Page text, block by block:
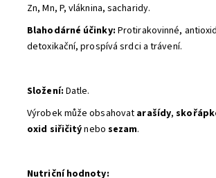
Zn, Mn, P, vláknina, sacharidy.
Blahodárné účinky: Protirakovinné,
detoxikační, prospívá srdci a trávení.
Složení: Datle.
Výrobek může obsahovat arašídy,
oxid siřičitýnebo sezam.
Nutriční hodnoty: